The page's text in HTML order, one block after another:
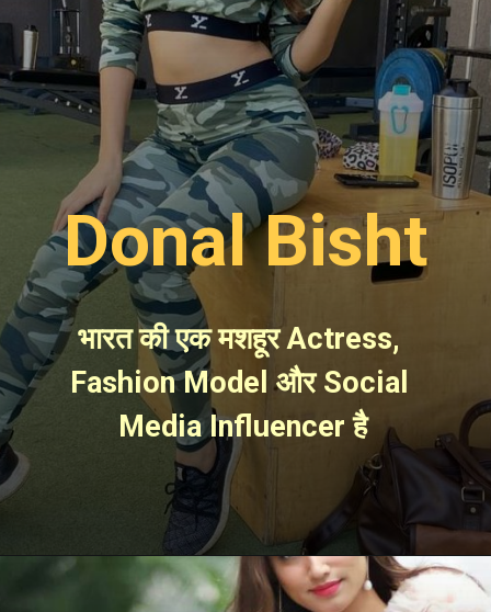
भारत की एक मशहूर Actress,
Fashion Model और Social
Media Influencer है
Donal Bisht